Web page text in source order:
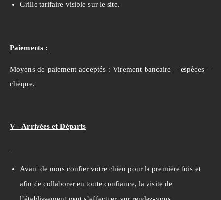
Grille tarifaire visible sur le site.
Paiements :
Moyens de paiement acceptés : Virement bancaire – espèces –
chèque.
V –Arrivées et Départs
Avant de nous confier votre chien pour la première fois et
afin de collaborer en toute confiance, la visite de